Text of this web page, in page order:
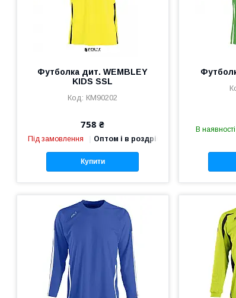
Футболка дит. WEMBLEY
KIDS SSL
КМ90202
758 ₴
Під замовлення Оптом і в роздріб
Купити
В наявності